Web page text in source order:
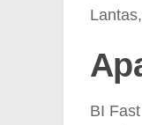
BI